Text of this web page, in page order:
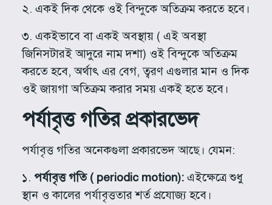
২. একই দিক থেকে ওই বিন্দুকে অতিক্রম করতে হবে।
৩. একইভাবে বা একই অবস্থায় ( এই অবস্থা
জিনিসটারই আদুরে নাম দশা) ওই বিন্দুকে অতিক্রম
করতে হবে, অর্থাৎ এর বেগ, ত্বরণ এগুলার মান ও দিক
ওই জায়গা অতিক্রম করার সময় একই হতে হবে।
পর্যাবৃত্ত গতির প্রকারভেদ
পর্যাবৃত্ত গতির অনেকগুলা প্রকারভেদ আছে। যেমন:
১. পর্যাবৃত্ত গতি ( periodic motion):এইক্ষেত্রে শুধু
স্থান ও কালের পর্যাবৃত্ততার শর্ত প্রযোজ্য হবে।